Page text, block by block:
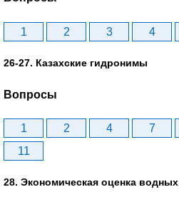
1 2 3 4
26-27. Казахские гидронимы
Вопросы
1 2 4 7
11
28. Экономическая оценка